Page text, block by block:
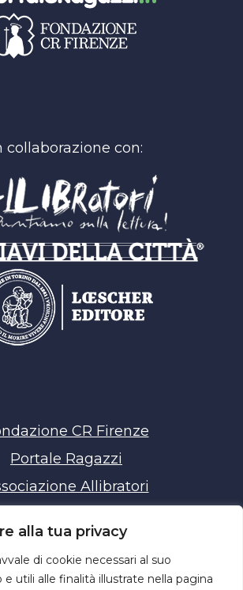
alla tua privacy
di cookie necessari al suo
utili alle finalità illustrate nella pagina
collaborazione con:
CR Firenze
Portale Ragazzi
Allibratori
Privacy policy
Cookie policy